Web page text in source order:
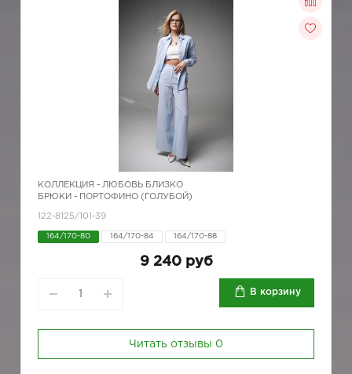
КОЛЛЕКЦИЯ - ЛЮБОВЬ БЛИЗКО
БРЮКИ - ПОРТОФИНО (ГОЛУБОЙ)
122-8125/101-39
164/170-80 164/170-84 164/170-88
9 240 руб
В корзину
Читать отзывы 0